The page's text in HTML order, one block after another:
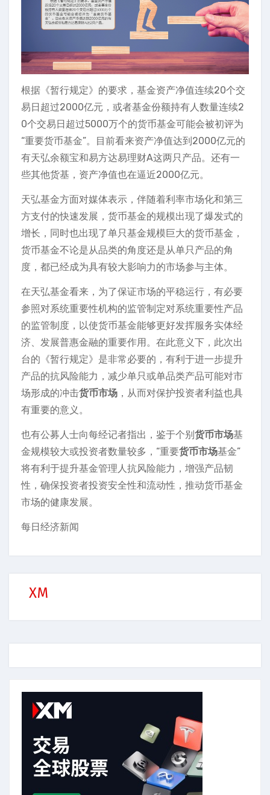
根据《暂行规定》的要求，基金资产净值连续20个交
易日超过2000亿元，或者基金份额持有人数量连续2
0个交易日超过5000万个的货币基金可能会被初评为
“重要货币基金”。目前看来资产净值达到2000亿元的
有天弘余额宝和易方达易理财A这两只产品。还有一
些其他货基，资产净值也在逼近2000亿元。
天弘基金方面对媒体表示，伴随着利率市场化和第三
方支付的快速发展，货币基金的规模出现了爆发式的
增长，同时也出现了单只基金规模巨大的货币基金，
货币基金不论是从品类的角度还是从单只产品的角
度，都已经成为具有较大影响力的市场参与主体。
在天弘基金看来，为了保证市场的平稳运行，有必要
参照对系统重要性机构的监管制定对系统重要性产品
的监管制度，以使货币基金能够更好发挥服务实体经
济、发展普惠金融的重要作用。在此意义下，此次出
台的《暂行规定》是非常必要的，有利于进一步提升
产品的抗风险能力，减少单只或单品类产品可能对市
场形成的冲击货币市场 ，从而对保护投资者利益也具
有重要的意义。
也有公募人士向每经记者指出，鉴于个别 货币市场基
金规模较大或投资者数量较多，“重要货币市场基金”
将有利于提升基金管理人抗风险能力，增强产品韧
性，确保投资者投资安全性和流动性，推动货币基金
市场的健康发展。
每日经济新闻
XM